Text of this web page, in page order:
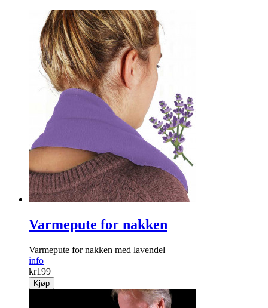
Varmepute for nakken
Varmepute for nakken med lavendel
info
kr199
Kjøp